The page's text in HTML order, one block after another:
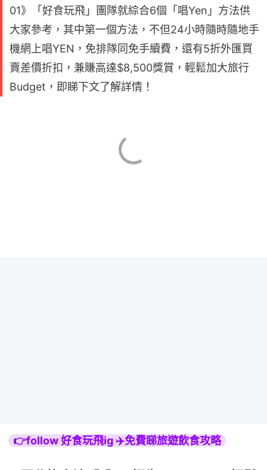
01》「好食玩飛」團隊就綜合6個「唱Yen」方法供
大家參考，其中第一個方法，不但24小時隨時隨地手
機網上唱YEN，免排隊同免手續費，還有5折外匯買
賣差價折扣，兼賺高達$8,500獎賞，輕鬆加大旅行
Budget，即睇下文了解詳情！
👉follow 好食玩飛ig ✈️免費睇旅遊飲食攻略